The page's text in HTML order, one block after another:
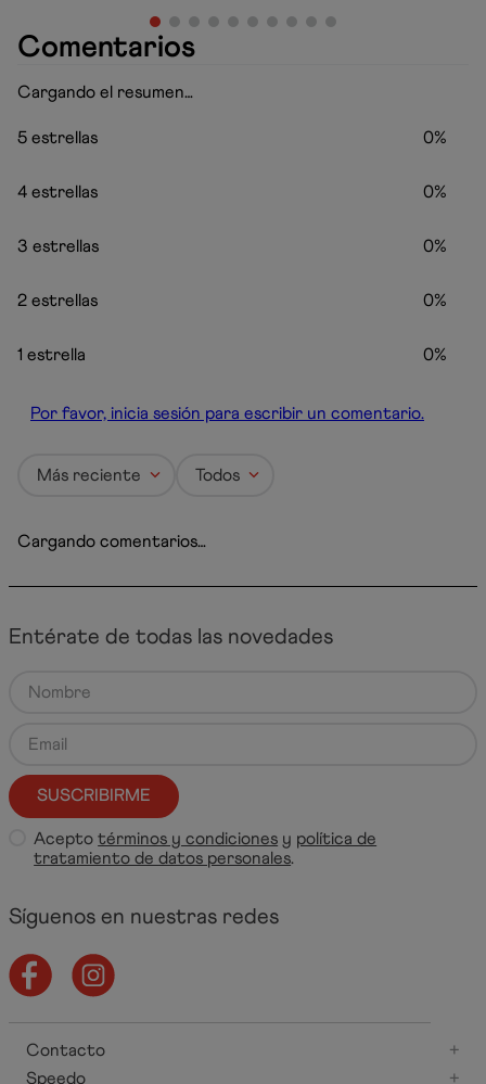
Comentarios
Cargando el resumen…
5 estrellas 0%
4 estrellas 0%
3 estrellas 0%
2 estrellas 0%
1 estrella 0%
Por favor, inicia sesión para escribir un comentario.
Más reciente Todos
Cargando comentarios…
Entérate de todas las novedades
SUSCRIBIRME
Aceptotérminos y condiciones y política de
tratamiento de datos personales.
Síguenos en nuestras redes
Contacto
+
Speedo
+